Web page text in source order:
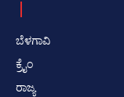
ಬೆಳಗಾವಿ
ಕ್ರೈಂ
ರಾಜ್ಯ